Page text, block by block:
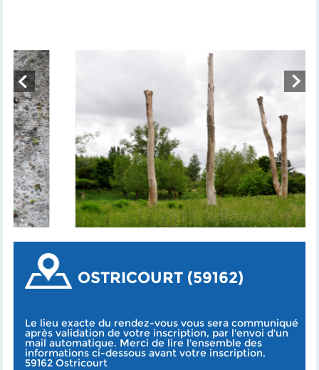
OSTRICOURT (59162)
Le lieu exacte du rendez-vous vous sera communiqué
après validation de votre inscription, par l'envoi d'un
mail automatique. Merci de lire l'ensemble des
informations ci-dessous avant votre inscription.
59162 Ostricourt